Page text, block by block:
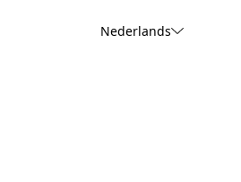
Nederlands